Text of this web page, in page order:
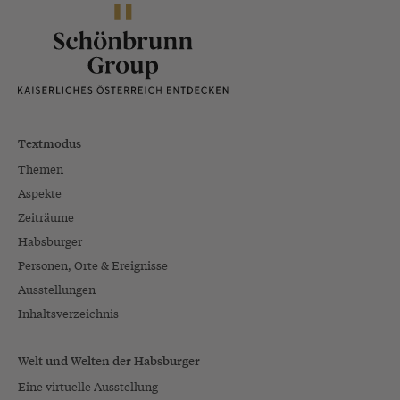
Textmodus
Themen
Aspekte
Zeiträume
Habsburger
Personen, Orte & Ereignisse
Ausstellungen
Inhaltsverzeichnis
Welt und Welten der Habsburger
Eine virtuelle Ausstellung